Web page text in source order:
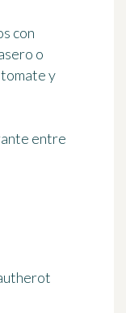
con
o
y
entre